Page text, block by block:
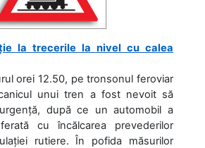
la trecerile la nivel cu calea
orei 12.50, pe tronsonul feroviar
unui tren a fost nevoit să
după ce un automobil a
cu încălcarea prevederilor
rutiere. În pofida măsurilor